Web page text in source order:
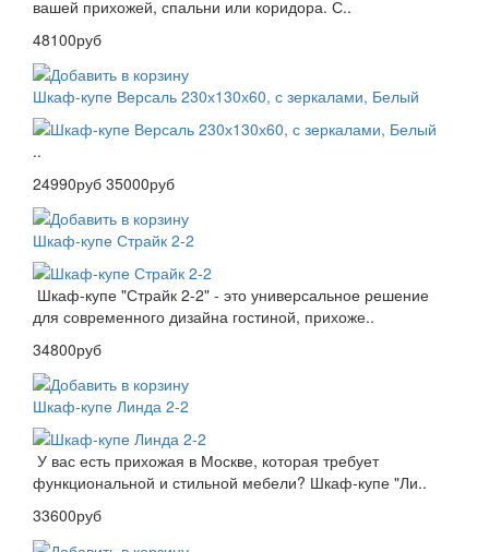
вашей прихожей, спальни или коридора. С..
48100руб
Шкаф-купе Версаль 230х130х60, с зеркалами, Белый
..
24990руб 35000руб
Шкаф-купе Страйк 2-2
Шкаф-купе "Страйк 2-2" - это универсальное решение
для современного дизайна гостиной, прихоже..
34800руб
Шкаф-купе Линда 2-2
У вас есть прихожая в Москве, которая требует
функциональной и стильной мебели? Шкаф-купе "Ли..
33600руб